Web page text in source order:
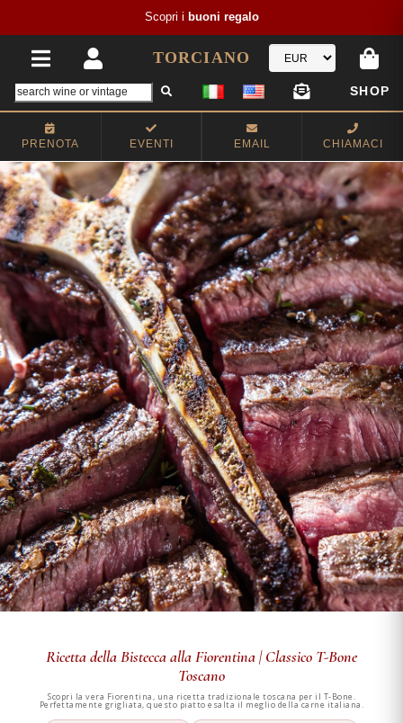
Scopri i buoni regalo
TORCIANO
SHOP
PRENOTA EVENTI EMAIL CHIAMACI
Ricetta della Bistecca alla Fiorentina | Classico T-Bone
Toscano
Scopri la vera Fiorentina, una ricetta tradizionale toscana per il T-Bone.
Perfettamente grigliata, questo piatto esalta il meglio della carne italiana.